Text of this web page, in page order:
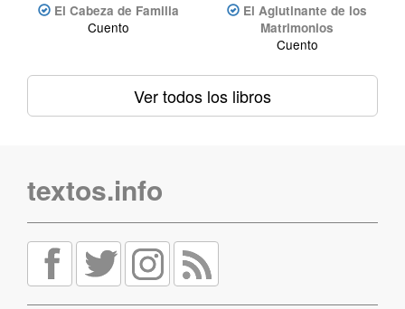
El Cabeza de Familia
Cuento
El Aglutinante de los
Matrimonios
Cuento
Ver todos los libros
textos.info